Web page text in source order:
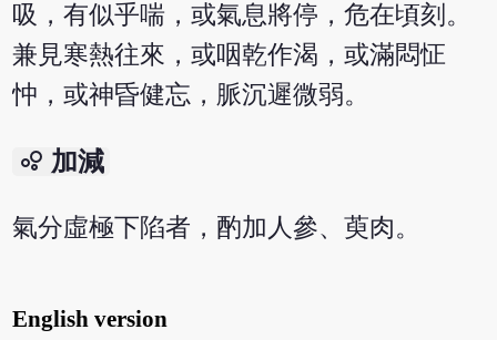
吸，有似乎喘，或氣息將停，危在頃刻。
兼見寒熱往來，或咽乾作渴，或滿悶怔
忡，或神昏健忘，脈沉遲微弱。
bubble_chart 加減
氣分虛極下陷者，酌加人參、萸肉。
English version